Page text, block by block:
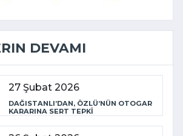
DEVAMI
27 Şubat 2026
DAĞISTANLI’DAN, ÖZLÜ’NÜN OTOGAR
KARARINA SERT TEPKİ